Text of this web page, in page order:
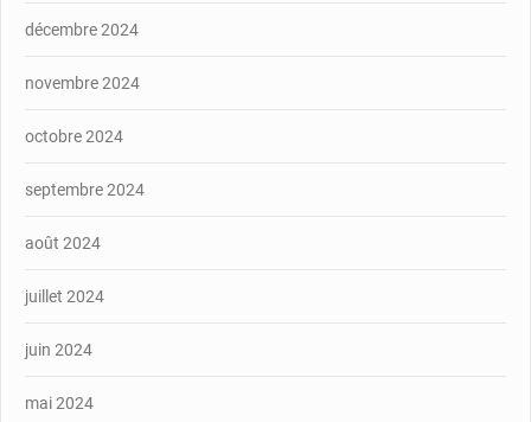
décembre 2024
novembre 2024
octobre 2024
septembre 2024
août 2024
juillet 2024
juin 2024
mai 2024